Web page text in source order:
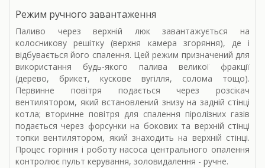
Режим ручного завантаження
Паливо через верхній люк завантажується на
колосникову решітку (верхня камера згоряння), де і
відбувається його спалення. Цей режим призначений для
використання будь-якого палива великої фракції
(дерево, брикет, кускове вугілля, солома тощо).
Первинне повітря подається через розсікач
вентилятором, який встановлений знизу на задній стінці
котла; вторинне повітря для спалення піролізних газів
подається через форсунки на бокових та верхній стінці
топки вентилятором, який знаходить на верхній стінці.
Процес горіння і роботу насоса центрального опалення
контролює пульт керування, золовидалення - ручне.